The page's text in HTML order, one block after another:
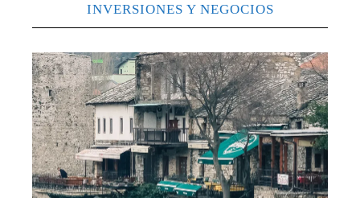
INVERSIONES Y NEGOCIOS